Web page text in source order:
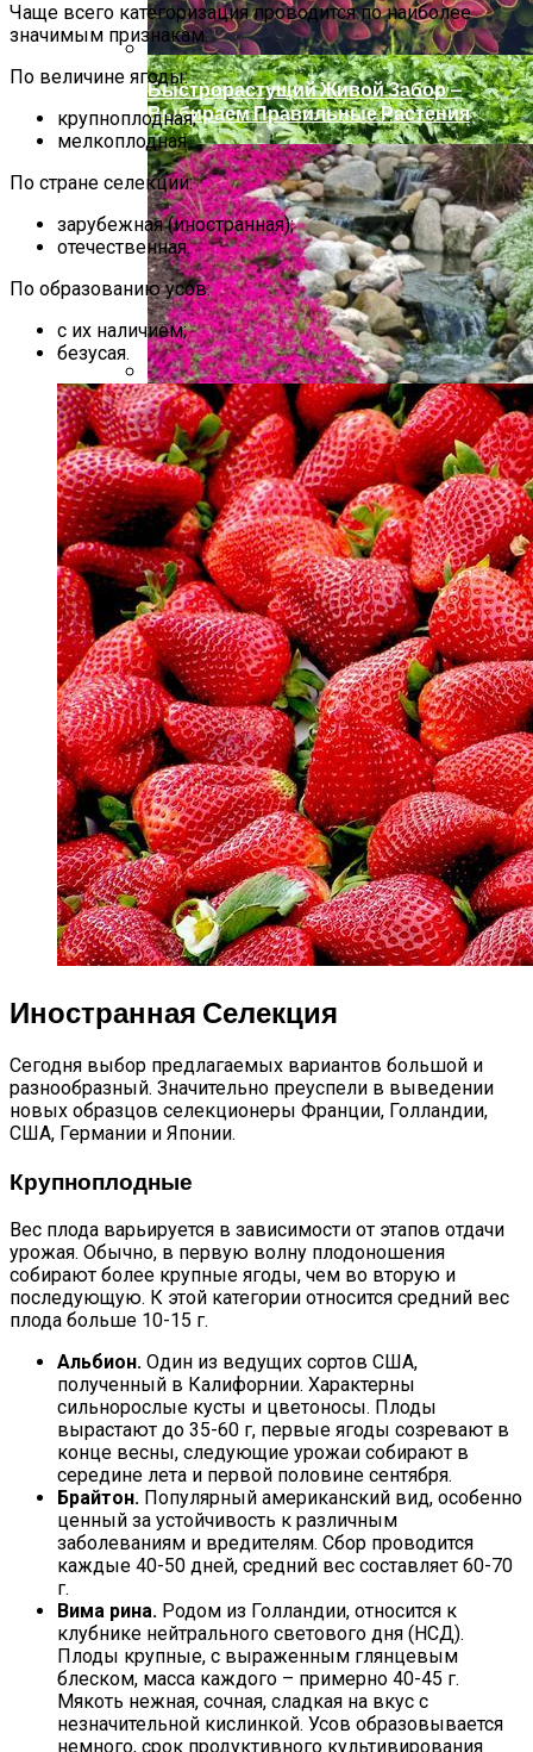
Если Ботва Картошки Сохнет
Быстрорастущий Живой Забор —
Выбираем Правильные Растения
Альпийская Горка – Как Сделать
Своими Руками Быстро И Просто
Чаще всего категоризация проводится по наиболее
значимым признакам.
По величине ягоды:
крупноплодная;
мелкоплодная.
По стране селекции:
зарубежная (иностранная);
отечественная.
По образованию усов:
с их наличием;
безусая.
Иностранная Селекция
Сегодня выбор предлагаемых вариантов большой и
разнообразный. Значительно преуспели в выведении
новых образцов селекционеры Франции, Голландии,
США, Германии и Японии.
Крупноплодные
Вес плода варьируется в зависимости от этапов отдачи
урожая. Обычно, в первую волну плодоношения
собирают более крупные ягоды, чем во вторую и
последующую. К этой категории относится средний вес
плода больше 10-15 г.
Альбион. Один из ведущих сортов США,
полученный в Калифорнии. Характерны
сильнорослые кусты и цветоносы. Плоды
вырастают до 35-60 г, первые ягоды созревают в
конце весны, следующие урожаи собирают в
середине лета и первой половине сентября.
Брайтон. Популярный американский вид, особенно
ценный за устойчивость к различным
заболеваниям и вредителям. Сбор проводится
каждые 40-50 дней, средний вес составляет 60-70
г.
Вима рина. Родом из Голландии, относится к
клубнике нейтрального светового дня (НСД).
Плоды крупные, с выраженным глянцевым
блеском, масса каждого – примерно 40-45 г.
Мякоть нежная, сочная, сладкая на вкус с
незначительной кислинкой. Усов образовывается
немного, срок продуктивного культивирования